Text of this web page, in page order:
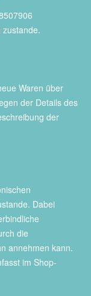
Waren über
der Details des
der
Dabei
die
annehmen kann.
im Shop-